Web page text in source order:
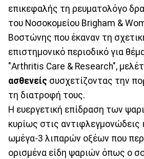
επικεφαλής τη ρευματολόγο
του Νοσοκομείου Brigham &
Βοστώνης που έκαναν τη
επιστημονικό περιοδικό για
"Arthritis Care & Research",
ασθενείς συσχετίζοντας την
τη διατροφή τους.
Η ευεργετική επίδραση των
κυρίως στις αντιφλεγμονώδεις
ωμέγα-3 λιπαρών οξέων που
ορισμένα είδη ψαριών όπως ο